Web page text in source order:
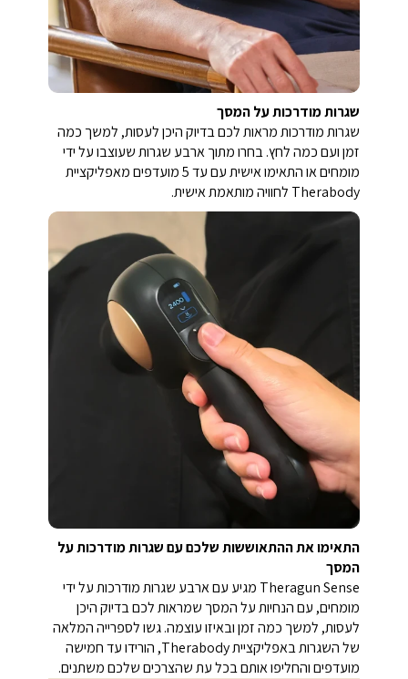
שגרות מודרכות על המסך
שגרות מודרכות מראות לכם בדיוק היכן לעסות, למשך כמה
זמן ועם כמה לחץ. בחרו מתוך ארבע שגרות שעוצבו על ידי
מומחים או התאימו אישית עם עד 5 מועדפים מאפליקציית
Therabody לחוויה מותאמת אישית.
התאימו את ההתאוששות שלכם עם שגרות מודרכות על
המסך
Theragun Sense מגיע עם ארבע שגרות מודרכות על ידי
מומחים, עם הנחיות על המסך שמראות לכם בדיוק היכן
לעסות, למשך כמה זמן ובאיזו עוצמה. גשו לספרייה המלאה
של השגרות באפליקציית Therabody, הורידו עד חמישה
מועדפים והחליפו אותם בכל עת שהצרכים שלכם משתנים.